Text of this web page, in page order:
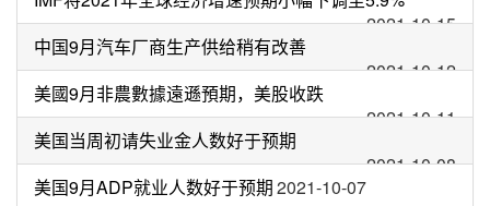
2021-10-15
中国9月汽车厂商生产供给稍有改善
2021-10-12
美國9月非農數據遠遜預期，美股收跌
2021-10-11
美国当周初请失业金人数好于预期
2021-10-08
美国9月ADP就业人数好于预期2021-10-07